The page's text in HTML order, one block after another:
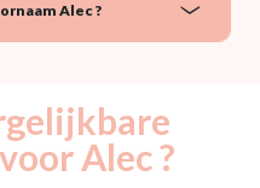
Alec ?
Alec ?